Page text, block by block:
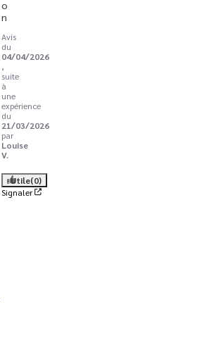
o
n
Avis
du
04/04/2026
,
suite
à
une
expérience
du
21/03/2026
par
Louise
V.
Utile(0)
Signaler